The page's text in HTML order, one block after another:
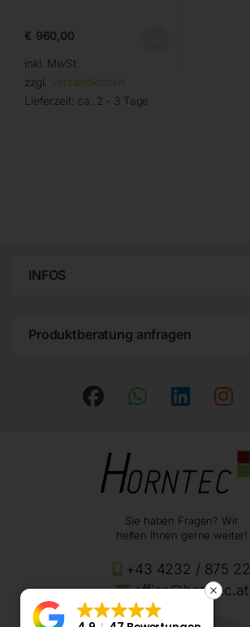
€ 960,00
inkl. MwSt.
zzgl. Versandkosten
Lieferzeit: ca. 2 - 3 Tage
INFOS
Produktberatung anfragen
Sie haben Fragen? Wir
helfen Ihnen gerne weiter!
+43 4232 / 875 22
office@horntec.at